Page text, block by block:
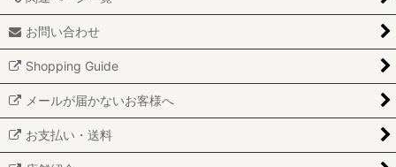
お問い合わせ
Shopping Guide
メールが届かないお客様へ
お支払い・送料